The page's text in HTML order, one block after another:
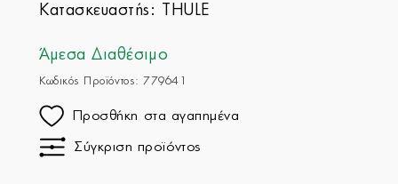
Κατασκευαστής: THULE
Άμεσα Διαθέσιμο
Κωδικός Προϊόντος: 779641
Προσθήκη στα αγαπημένα
Σύγκριση προϊόντος